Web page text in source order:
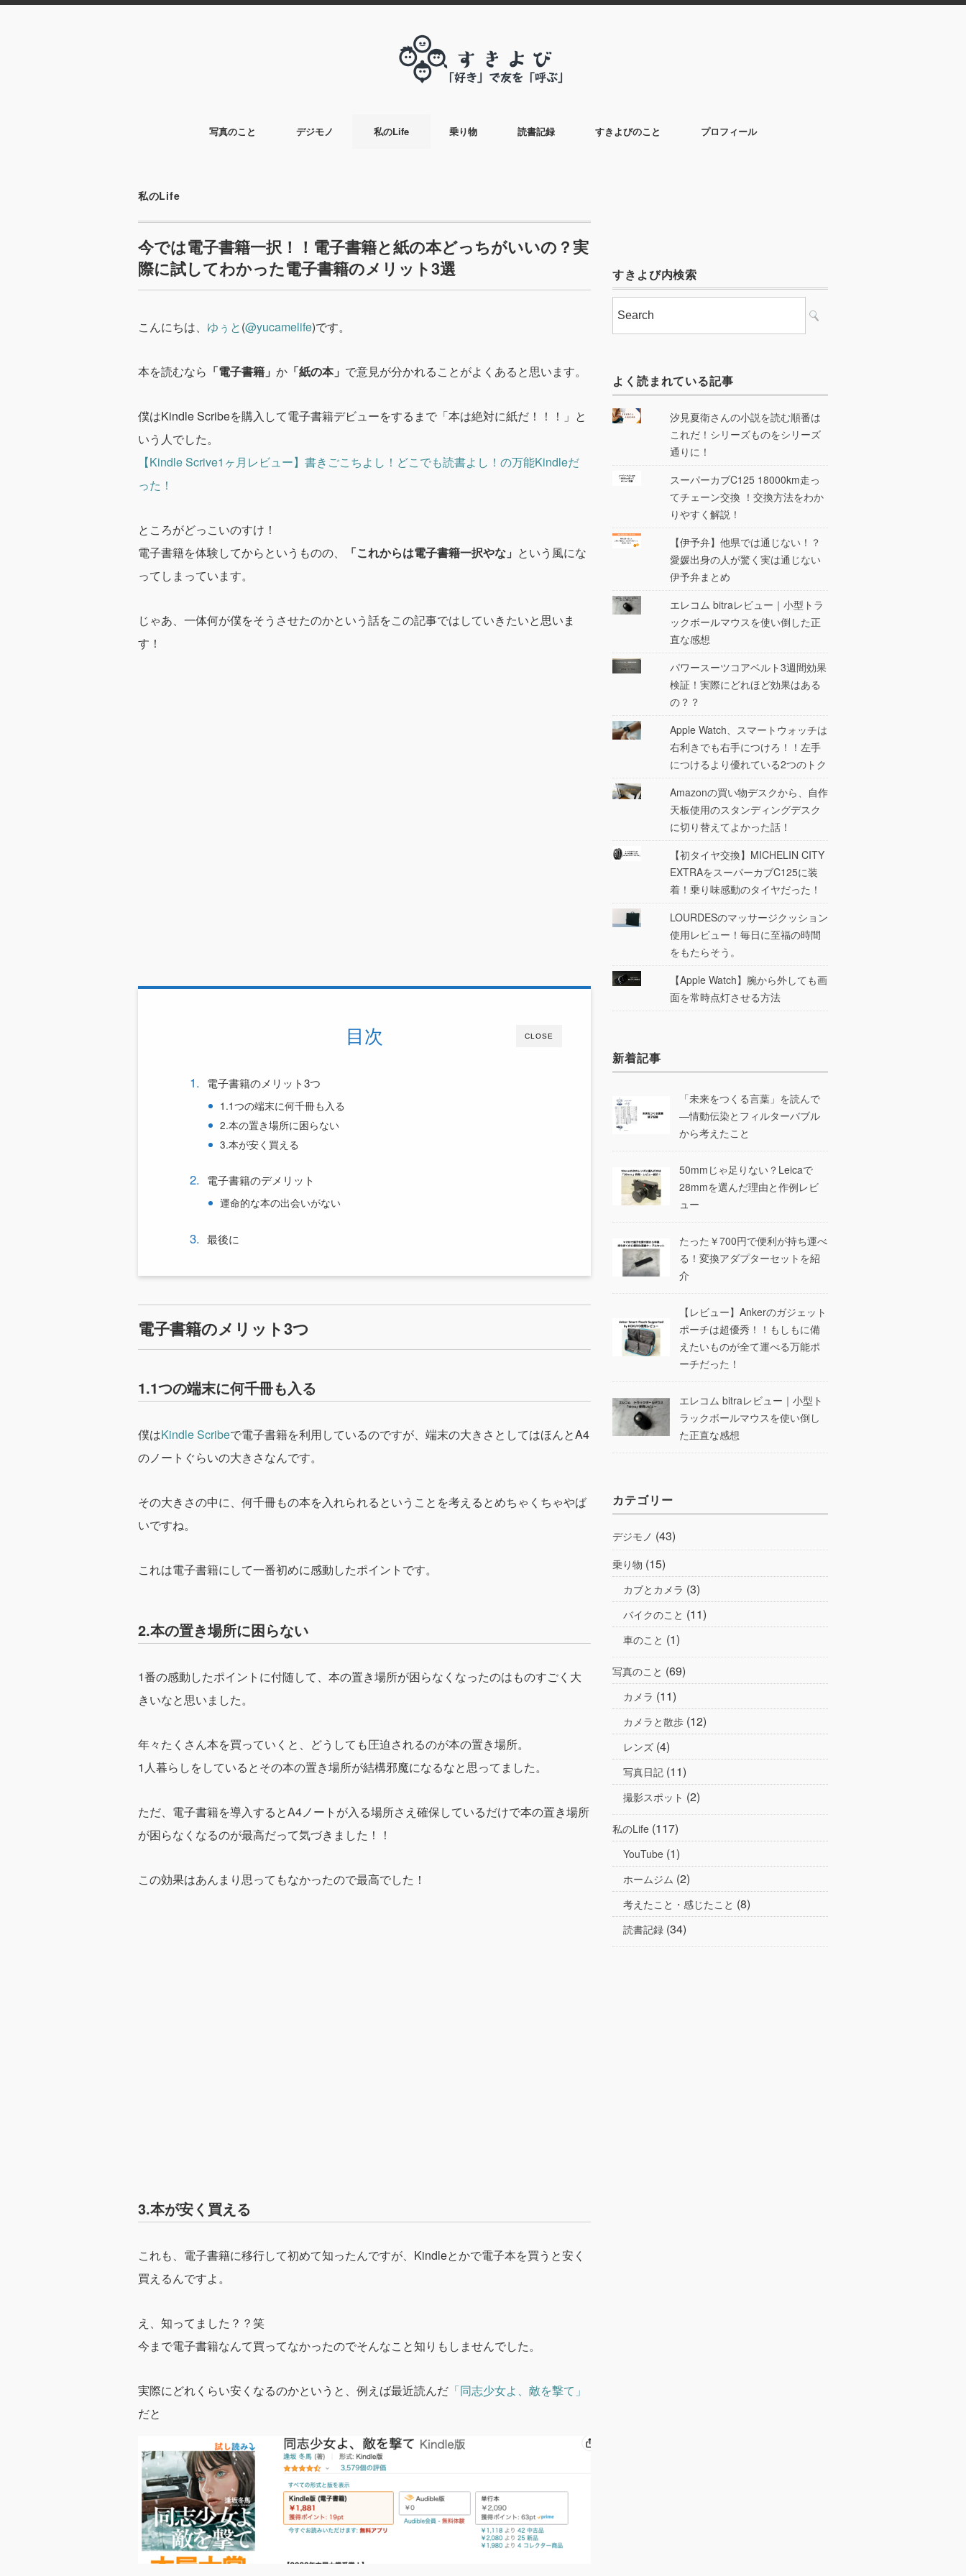
写真のこと デジモノ 私のLife 乗り物 読書記録 すきよびのこと プロフィール
私のLife
今では電子書籍一択！！電子書籍と紙の本どっちがいいの？実
際に試してわかった電子書籍のメリット3選
こんにちは、 ゆぅと(@yucamelife)です。
本を読むなら 「電子書籍」 か 「紙の本」 で意見が分かれることがよくあると思います。
僕はKindle Scribeを購入して電子書籍デビューをするまで「本は絶対に紙だ！！！」と
いう人でした。
【Kindle Scrive1ヶ月レビュー】書きごこちよし！どこでも読書よし！の万能Kindleだ
った！
ところがどっこいのすけ！
電子書籍を体験してからというものの、
「これからは電子書籍一択やな」 という風にな
ってしまっています。
じゃあ、一体何が僕をそうさせたのかという話をこの記事ではしていきたいと思いま
す！
CLOSE
目次
電子書籍のメリット3つ
1.1つの端末に何千冊も入る
2.本の置き場所に困らない
3.本が安く買える
電子書籍のデメリット
運命的な本の出会いがない
最後に
電子書籍のメリット3つ
1.1つの端末に何千冊も入る
僕はKindle Scribeで電子書籍を利用しているのですが、端末の大きさとしてはほんとA4
のノートぐらいの大きさなんです。
その大きさの中に、 何千冊もの本を入れられるということを考えるとめちゃくちゃやば
いですね。
これは電子書籍にして一番初めに感動したポイントです。
2.本の置き場所に困らない
1番の感動したポイントに付随して、 本の置き場所が困らなくなったのはものすごく大
きいなと思いました。
年々たくさん本を買っていくと、どうしても圧迫されるのが本の置き場所。
1人暮らしをしているとその本の置き場所が結構邪魔になるなと思ってました。
ただ、電子書籍を導入するとA4ノートが入る場所さえ確保しているだけで本の置き場所
が困らなくなるのが最高だって気づきました！！
この効果はあんまり思ってもなかったので最高でした！
3.本が安く買える
これも、電子書籍に移行して初めて知ったんですが、Kindleとかで電子本を買うと安く
買えるんですよ。
え、知ってました？？笑
今まで電子書籍なんて買ってなかったのでそんなこと知りもしませんでした。
実際にどれくらい安くなるのかというと、例えば最近読んだ 「同志少女よ、敵を撃て」
だと
すきよび内検索
よく読まれている記事
汐見夏衛さんの小説を読む順番は
これだ！シリーズものをシリーズ
通りに！
スーパーカブC125 18000km走っ
てチェーン交換 ！交換方法をわか
りやすく解説！
【伊予弁】他県では通じない！？
愛媛出身の人が驚く実は通じない
伊予弁まとめ
エレコム bitraレビュー｜小型トラ
ックボールマウスを使い倒した正
直な感想
パワースーツコアベルト3週間効果
検証！実際にどれほど効果はある
の？？
Apple Watch、スマートウォッチは
右利きでも右手につけろ！！左手
につけるより優れている2つのトク
Amazonの買い物デスクから、自作
天板使用のスタンディングデスク
に切り替えてよかった話！
【初タイヤ交換】MICHELIN CITY
EXTRAをスーパーカブC125に装
着！乗り味感動のタイヤだった！
LOURDESのマッサージクッション
使用レビュー！毎日に至福の時間
をもたらそう。
【Apple Watch】腕から外しても画
面を常時点灯させる方法
新着記事
「未来をつくる言葉」を読んで
―情動伝染とフィルターバブル
から考えたこと
50mmじゃ足りない？Leicaで
28mmを選んだ理由と作例レビ
ュー
たった￥700円で便利が持ち運べ
る！変換アダプターセットを紹
介
【レビュー】Ankerのガジェット
ポーチは超優秀！！もしもに備
えたいものが全て運べる万能ポ
ーチだった！
エレコム bitraレビュー｜小型ト
ラックボールマウスを使い倒し
た正直な感想
カテゴリー
デジモノ (43)
乗り物 (15)
カブとカメラ (3)
バイクのこと (11)
車のこと (1)
写真のこと (69)
カメラ (11)
カメラと散歩 (12)
レンズ (4)
写真日記 (11)
撮影スポット (2)
私のLife (117)
YouTube (1)
ホームジム (2)
考えたこと・感じたこと (8)
読書記録 (34)